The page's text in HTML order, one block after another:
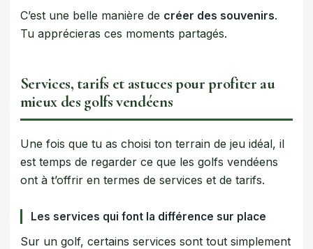
C’est une belle manière de créer des souvenirs.
Tu apprécieras ces moments partagés.
Services, tarifs et astuces pour profiter au
mieux des golfs vendéens
Une fois que tu as choisi ton terrain de jeu idéal, il
est temps de regarder ce que les golfs vendéens
ont à t’offrir en termes de services et de tarifs.
Les services qui font la différence sur place
Sur un golf, certains services sont tout simplement